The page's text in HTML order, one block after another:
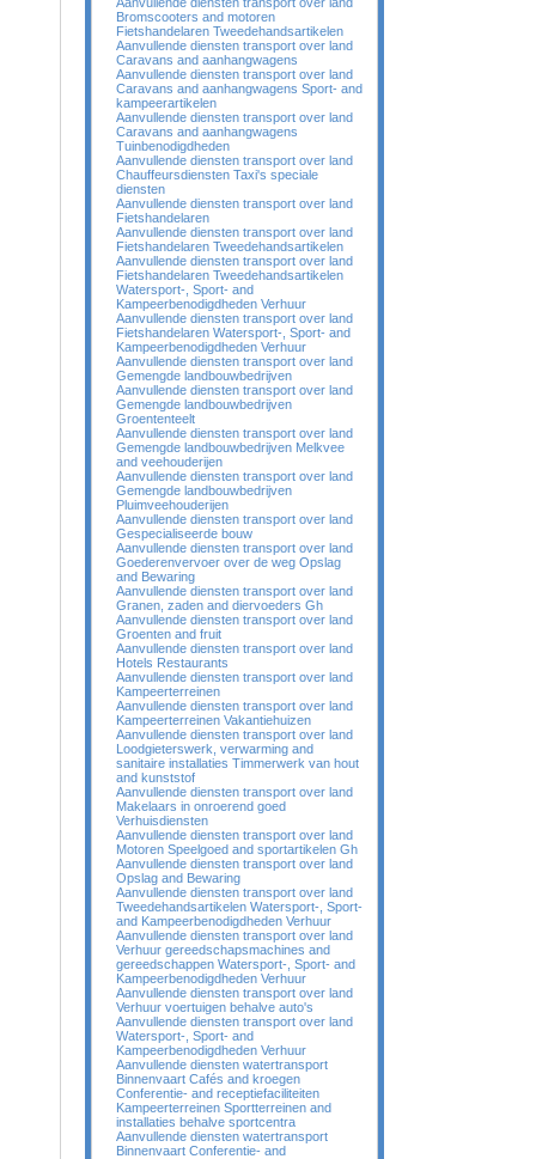
Bromscooters and motoren
Fietshandelaren Tweedehandsartikelen
Aanvullende diensten transport over land
Caravans and aanhangwagens
Aanvullende diensten transport over land
Caravans and aanhangwagens Sport- and
kampeerartikelen
Aanvullende diensten transport over land
Caravans and aanhangwagens
Tuinbenodigdheden
Aanvullende diensten transport over land
Chauffeursdiensten Taxi's speciale
diensten
Aanvullende diensten transport over land
Fietshandelaren
Aanvullende diensten transport over land
Fietshandelaren Tweedehandsartikelen
Aanvullende diensten transport over land
Fietshandelaren Tweedehandsartikelen
Watersport-, Sport- and
Kampeerbenodigdheden Verhuur
Aanvullende diensten transport over land
Fietshandelaren Watersport-, Sport- and
Kampeerbenodigdheden Verhuur
Aanvullende diensten transport over land
Gemengde landbouwbedrijven
Aanvullende diensten transport over land
Gemengde landbouwbedrijven
Groententeelt
Aanvullende diensten transport over land
Gemengde landbouwbedrijven Melkvee
and veehouderijen
Aanvullende diensten transport over land
Gemengde landbouwbedrijven
Pluimveehouderijen
Aanvullende diensten transport over land
Gespecialiseerde bouw
Aanvullende diensten transport over land
Goederenvervoer over de weg Opslag
and Bewaring
Aanvullende diensten transport over land
Granen, zaden and diervoeders Gh
Aanvullende diensten transport over land
Groenten and fruit
Aanvullende diensten transport over land
Hotels Restaurants
Aanvullende diensten transport over land
Kampeerterreinen
Aanvullende diensten transport over land
Kampeerterreinen Vakantiehuizen
Aanvullende diensten transport over land
Loodgieterswerk, verwarming and
sanitaire installaties Timmerwerk van hout
and kunststof
Aanvullende diensten transport over land
Makelaars in onroerend goed
Verhuisdiensten
Aanvullende diensten transport over land
Motoren Speelgoed and sportartikelen Gh
Aanvullende diensten transport over land
Opslag and Bewaring
Aanvullende diensten transport over land
Tweedehandsartikelen Watersport-, Sport-
and Kampeerbenodigdheden Verhuur
Aanvullende diensten transport over land
Verhuur gereedschapsmachines and
gereedschappen Watersport-, Sport- and
Kampeerbenodigdheden Verhuur
Aanvullende diensten transport over land
Verhuur voertuigen behalve auto's
Aanvullende diensten transport over land
Watersport-, Sport- and
Kampeerbenodigdheden Verhuur
Aanvullende diensten watertransport
Binnenvaart Cafés and kroegen
Conferentie- and receptiefaciliteiten
Kampeerterreinen Sportterreinen and
installaties behalve sportcentra
Aanvullende diensten watertransport
Binnenvaart Conferentie- and